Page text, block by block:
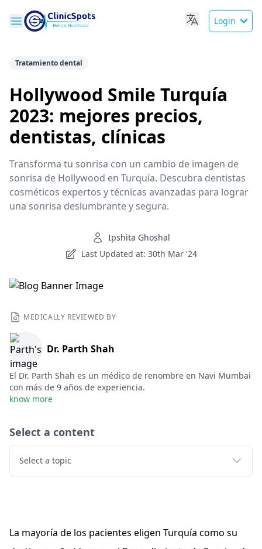
Login
Tratamiento dental
Hollywood Smile Turquía
2023: mejores precios,
dentistas, clínicas
Transforma tu sonrisa con un cambio de imagen de
sonrisa de Hollywood en Turquía. Descubra dentistas
cosméticos expertos y técnicas avanzadas para lograr
una sonrisa deslumbrante y segura.
Ipshita Ghoshal
Last Updated at: 30th Mar '24
MEDICALLY REVIEWED BY
Dr. Parth Shah
El Dr. Parth Shah es un médico de renombre en Navi Mumbai
con más de 9 años de experiencia.
know more
Select a content
Select a topic
La mayoría de los pacientes eligen Turquía como su